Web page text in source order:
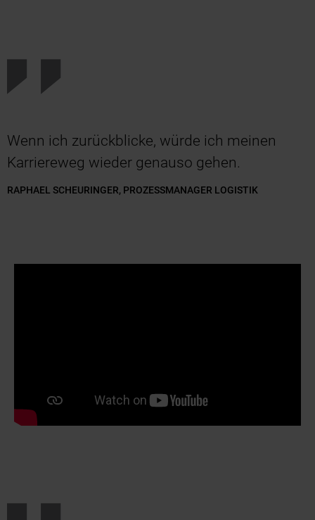
Wenn ich zurückblicke, würde ich meinen
Karriereweg wieder genauso gehen.
RAPHAEL SCHEURINGER, PROZESSMANAGER LOGISTIK